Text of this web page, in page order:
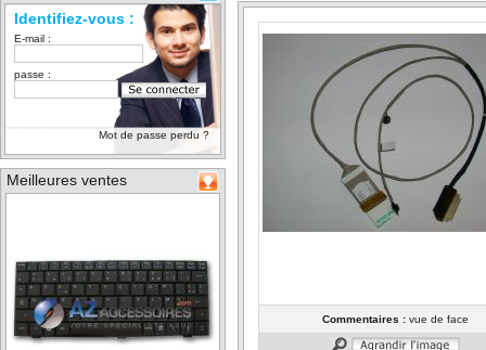
Identifiez-vous :
E-mail :
passe :
Mot de passe perdu ?
Meilleures ventes
Commentaires :vue de face